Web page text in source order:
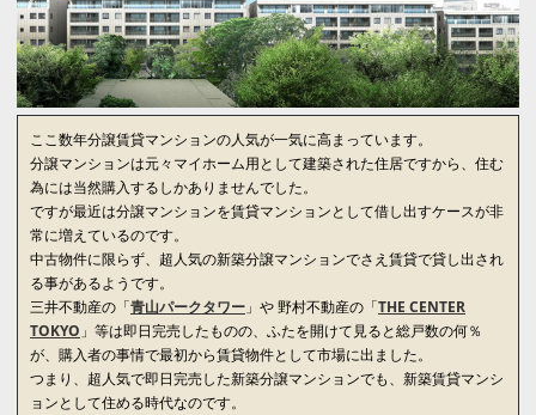
ここ数年分譲賃貸マンションの人気が一気に高まっています。
分譲マンションは元々マイホーム用として建築された住居ですから、住む
為には当然購入するしかありませんでした。
ですが最近は分譲マンションを賃貸マンションとして借し出すケースが非
常に増えているのです。
中古物件に限らず、超人気の新築分譲マンションでさえ賃貸で貸し出され
る事があるようです。
三井不動産の「青山パークタワー」や 野村不動産の「THE CENTER
TOKYO」等は即日完売したものの、ふたを開けて見ると総戸数の何％
が、購入者の事情で最初から賃貸物件として市場に出ました。
つまり、超人気で即日完売した新築分譲マンションでも、新築賃貸マンシ
ョンとして住める時代なのです。